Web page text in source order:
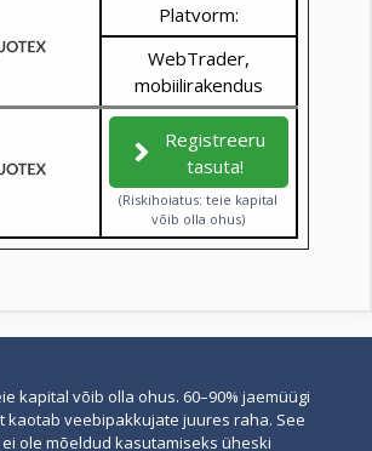
Platvorm:
WebTrader,
mobiilirakendus
Registreeru
tasuta!
(Riskihoiatus: teie kapital
võib olla ohus)
kapital võib olla ohus. 60–90% jaemüügi
kaotab veebipakkujate juures raha. See
ole mõeldud kasutamiseks üheski